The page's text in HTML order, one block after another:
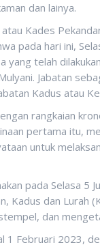
dan lainya.
Kades
pada hari ini,
telah
Jabatan
Kadus atau
rangkaian
pertama itu,
untuk
pada Selasa
Kadus dan
dan
1 Februari 2023,